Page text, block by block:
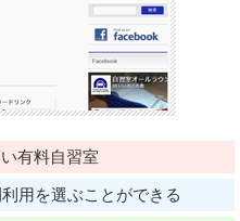
有料自習室
用を選ぶことができる